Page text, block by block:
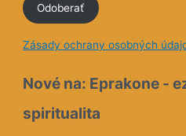
m
i
l
v
Odoberať
Zásady ochrany osobných
Nové na: Eprakone -
spiritualita